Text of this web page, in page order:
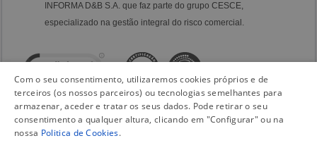
INFORMA D&B S.A. que faz parte do grupo CESCE,
especializado na gestão integral do risco comercial.
Com o seu consentimento, utilizaremos cookies próprios e de
terceiros (os nossos parceiros) ou tecnologias semelhantes para
armazenar, aceder e tratar os seus dados. Pode retirar o seu
consentimento a qualquer altura, clicando em "Configurar" ou na
nossa Politica de Cookies.